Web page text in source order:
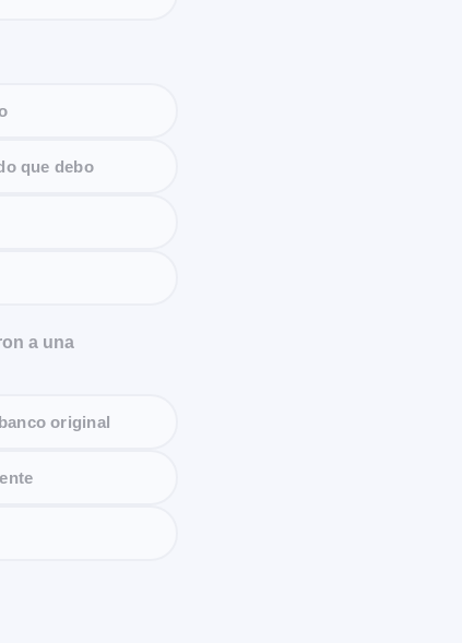
que debo
a una
original